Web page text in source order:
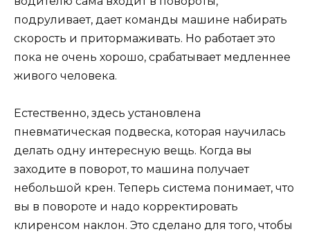
подруливает, дает команды машине набирать
скорость и притормаживать. Но работает это
пока не очень хорошо, срабатывает медленнее
живого человека.
Естественно, здесь установлена
пневматическая подвеска, которая научилась
делать одну интересную вещь. Когда вы
заходите в поворот, то машина получает
небольшой крен. Теперь система понимает, что
вы в повороте и надо корректировать
клиренсом наклон. Это сделано для того, чтобы